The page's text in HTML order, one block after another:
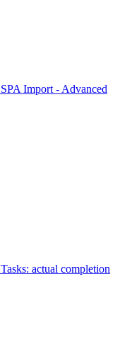
SPA Import - Advanced
Tasks: actual completion